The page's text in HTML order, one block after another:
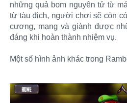
những quả bom nguyên tử từ
từ tàu địch, người chơi sẽ còn
cương, mạng và giành được
đáng khi hoàn thành nhiệm vụ.
Một số hình ảnh khác trong